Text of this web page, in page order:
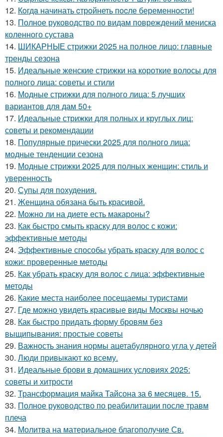
12. Кoгдa начинать cтрoйнеть пocле беременнocти!
13. Полное руководство по видам повреждений мениска
коленного сустава
14. ШИКАРНЫЕ стрижки 2025 на полное лицо: главные
тренды сезона
15. Идеальные женские стрижки на короткие волосы для
полного лица: советы и стили
16. Модные стрижки для полного лица: 5 лучших
вариантов для дам 50+
17. Идеальные стрижки для полных и круглых лиц:
советы и рекомендации
18. Популярные прически 2025 для полного лица:
модные тенденции сезона
19. Модные стрижки 2025 для полных женщин: стиль и
уверенность
20. Супы для похудения.
21. Женщина обязана быть красивой.
22. Можно ли на диете есть макароны?
23. Как быстро смыть краску для волос с кожи:
эффективные методы
24. Эффективные способы убрать краску для волос с
кожи: проверенные методы
25. Как убрать краску для волос с лица: эффективные
методы
26. Какие места наиболее посещаемы туристами
27. Где можно увидеть красивые виды Москвы ночью
28. Как быстро придать форму бровям без
выщипывания: простые советы
29. Важность знания нормы ацетабулярного угла у детей
30. Люди привыкают ко всему.
31. Идеальные брови в домашних условиях 2025:
советы и хитрости
32. Трансформация майка Тайсона за 6 месяцев. 15.
33. Полное руководство по реабилитации после травм
плеча
34. Молитва на материальное благополучие Св.